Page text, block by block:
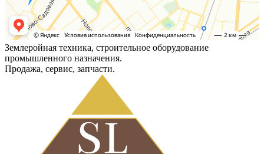
Землеройная техника, строительное оборудование
промышленного назначения.
Продажа, сервис, запчасти.